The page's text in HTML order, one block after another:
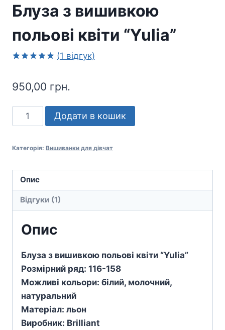
Блуза з вишивкою
польові квіти “Yulia”
на основі
опитування
(1 відгук)
950,00 грн.
Блуза
з
польові
"Yulia"
кількість
Додати в кошик
Категорія: Вишиванки для дівчат
Опис
Відгуки (1)
Опис
Блуза з вишивкою польові квіти “Yulia”
Розмірний ряд: 116-158
Можливі кольори: білий, молочний,
натуральний
Матеріал: льон
Виробник: Brilliant